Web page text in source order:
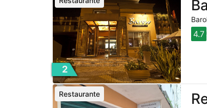
2
4.7
Restaurante